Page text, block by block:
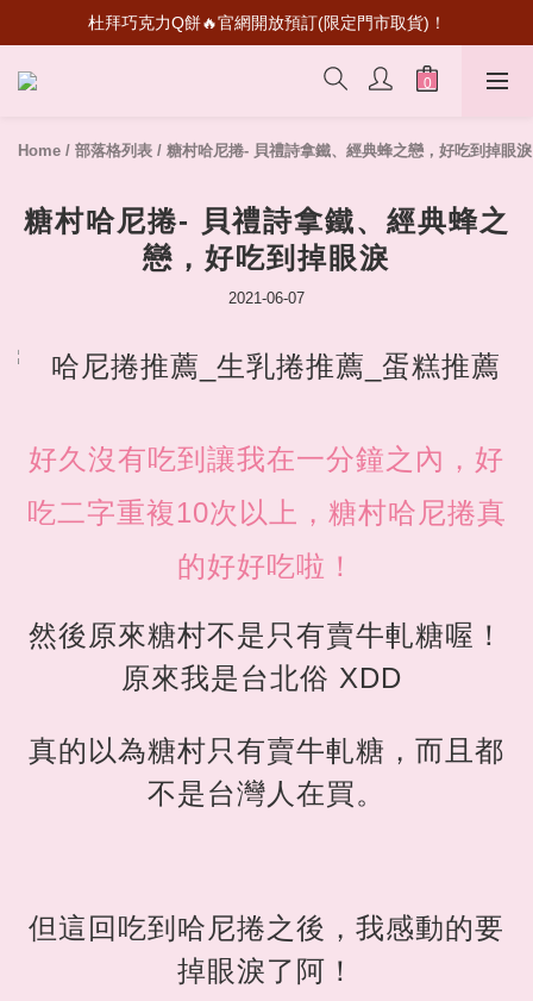
超級瑪利歐聯名登場！送禮收藏一次滿足
杜拜巧克力Q餅🔥官網開放預訂(限定門市取貨)！
首次加入會員💰送50元購物金
Home / 部落格列表 / 糖村哈尼捲- 貝禮詩拿鐵、經典蜂之戀，好吃到掉眼淚
糖村哈尼捲- 貝禮詩拿鐵、經典蜂之
戀，好吃到掉眼淚
2021-06-07
好久沒有吃到讓我在一分鐘之內，好
吃二字重複10次以上，糖村哈尼捲真
的好好吃啦！
然後原來糖村不是只有賣牛軋糖喔！
原來我是台北俗 XDD
真的以為糖村只有賣牛軋糖，而且都
不是台灣人在買。
但這回吃到哈尼捲之後，我感動的要
掉眼淚了阿！